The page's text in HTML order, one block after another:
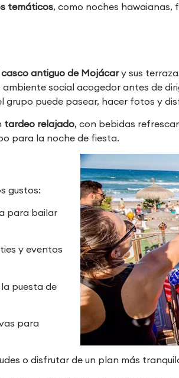
temáticos, como noches hawaianas,
casco antiguo de Mojácary sus
ambiente social acogedor antes de
grupo puede pasear, hacer fotos y
tardeo relajado, con bebidas
para la noche de fiesta.
gustos:
para bailar
y eventos
puesta de
para
o disfrutar de un plan más